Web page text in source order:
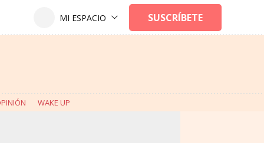
WAKE UP